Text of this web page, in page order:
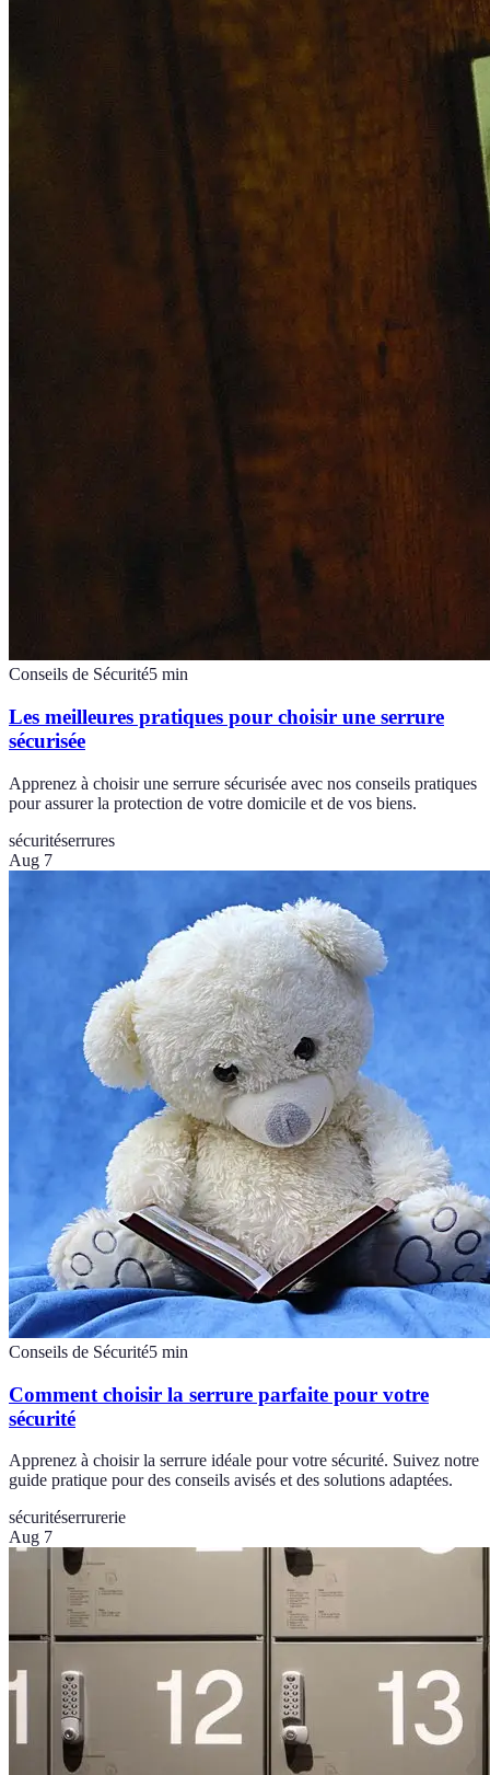
Conseils de Sécurité5 min
Les meilleures pratiques pour choisir une serrure
sécurisée
Apprenez à choisir une serrure sécurisée avec nos conseils pratiques
pour assurer la protection de votre domicile et de vos biens.
sécuritéserrures
Aug 7
Conseils de Sécurité5 min
Comment choisir la serrure parfaite pour votre
sécurité
Apprenez à choisir la serrure idéale pour votre sécurité. Suivez notre
guide pratique pour des conseils avisés et des solutions adaptées.
sécuritéserrurerie
Aug 7